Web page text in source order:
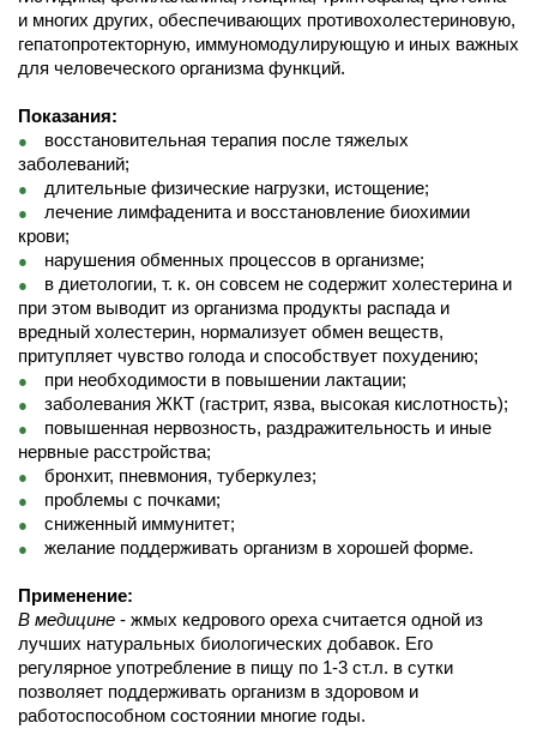
и многих других, обеспечивающих противохолестериновую,
гепатопротекторную, иммуномодулирующую и иных важных
для человеческого организма функций.
Показания:
восстановительная терапия после тяжелых
заболеваний;
длительные физические нагрузки, истощение;
лечение лимфаденита и восстановление биохимии
крови;
нарушения обменных процессов в организме;
в диетологии, т. к. он совсем не содержит холестерина и
при этом выводит из организма продукты распада и
вредный холестерин, нормализует обмен веществ,
притупляет чувство голода и способствует похудению;
при необходимости в повышении лактации;
заболевания ЖКТ (гастрит, язва, высокая кислотность);
повышенная нервозность, раздражительность и иные
нервные расстройства;
бронхит, пневмония, туберкулез;
проблемы с почками;
сниженный иммунитет;
желание поддерживать организм в хорошей форме.
Применение:
В медицине - жмых кедрового ореха считается одной из
лучших натуральных биологических добавок. Его
регулярное употребление в пищу по 1-3 ст.л. в сутки
позволяет поддерживать организм в здоровом и
работоспособном состоянии многие годы.